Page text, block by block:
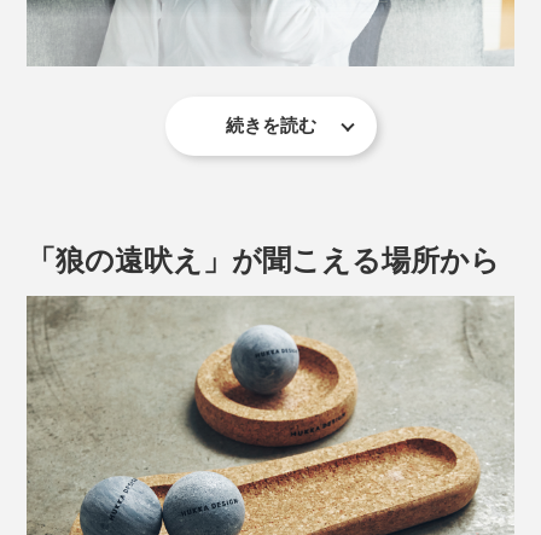
一度、この気持ちよさを知ってしまったら、手放せなく
なってしまうはずです。
長時間デスクワークをしている方におすすめしたいの
が、多くのリンパが集まる鼠蹊部（そけいぶ）にふたつ
のボールを置いて温めること。座りっぱなしの姿勢によ
コルクボードの向きはどちらでも使用できますが、細い
部分を踵に向けた方が、よりボールが外へ転がりにくい
ボールを足裏で滑らせなくても、上から軽く圧をかけて
いかにも健康器具な見た目ではない、コルク＆石という
自然素材、ミニマムなデザイン。ソファやベッドの側、
サイドボード、ローテーブルなどに置きっぱなしにして
高密度（2980kg/m3）で極めて穴が少ないから、ニオイ
だけます。食器洗い乾燥機での洗浄もできるので、お手
入れもラク。
染み込まず耐久性のある素材だから、フィンランドでは
キッチンや実験室のカウンター（天板）にもカレリアン
ソープストーンが使われていたそう。
続きを読む
「狼の遠吠え」が聞こえる場所から